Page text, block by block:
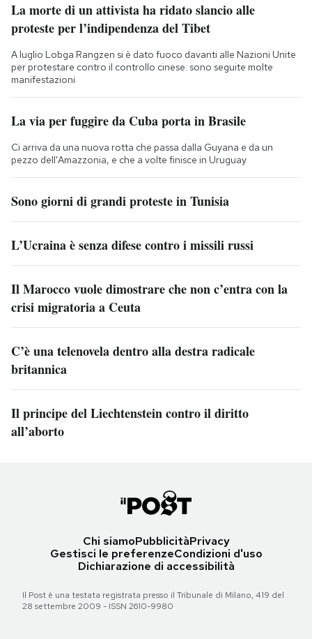
La morte di un attivista ha ridato slancio alle
proteste per l’indipendenza del Tibet
A luglio Lobga Rangzen si è dato fuoco davanti alle Nazioni Unite
per protestare contro il controllo cinese: sono seguite molte
manifestazioni
La via per fuggire da Cuba porta in Brasile
Ci arriva da una nuova rotta che passa dalla Guyana e da un
pezzo dell'Amazzonia, e che a volte finisce in Uruguay
Sono giorni di grandi proteste in Tunisia
L’Ucraina è senza difese contro i missili russi
Il Marocco vuole dimostrare che non c’entra con la
crisi migratoria a Ceuta
C’è una telenovela dentro alla destra radicale
britannica
Il principe del Liechtenstein contro il diritto
all’aborto
Chi siamoPubblicitàPrivacy
Gestisci le preferenzeCondizioni d'uso
Dichiarazione di accessibilità
Il Post è una testata registrata presso il Tribunale di Milano, 419 del
28 settembre 2009 - ISSN 2610-9980